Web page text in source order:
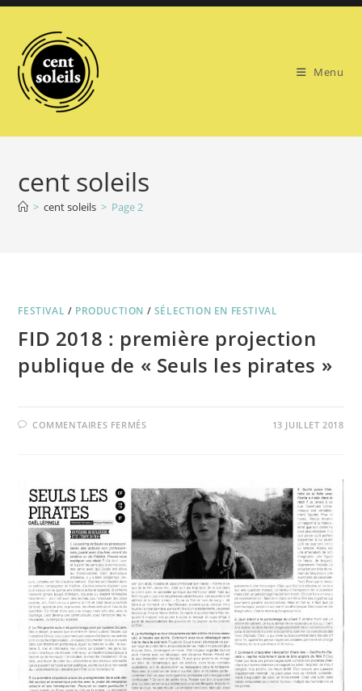
Skip
content
Menu
cent soleils
> cent soleils > Page 2
FESTIVAL / PRODUCTION / SÉLECTION EN FESTIVAL
FID 2018 : première projection
publique de « Seuls les pirates »
COMMENTAIRES FERMÉSSUR
PUBLIQUE
DE
« SEULS
LES
PIRATES »
13 JUILLET 2018